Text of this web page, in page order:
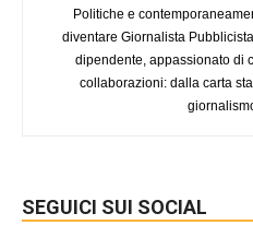
Politiche e
diventare Giornalista
dipendente, appassionato di
collaborazioni: dalla carta
SEGUICI SUI SOCIAL